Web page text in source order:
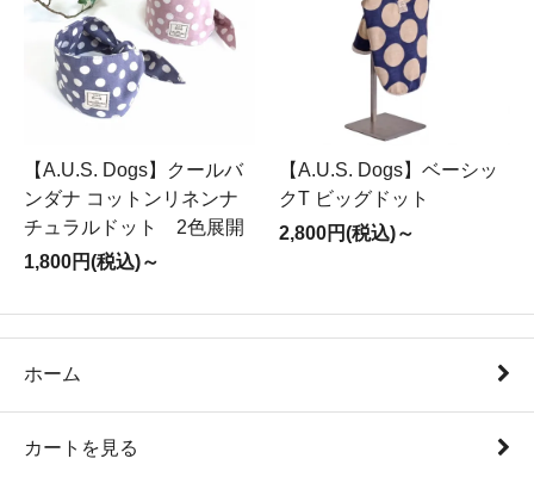
【A.U.S. Dogs】クールバ
ンダナ コットンリネンナ
チュラルドット 2色展開
1,800円(税込)～
【A.U.S. Dogs】ベーシッ
クT ビッグドット
2,800円(税込)～
ホーム
カートを見る